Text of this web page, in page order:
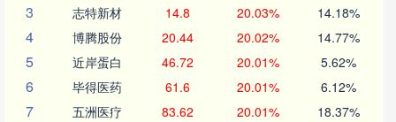
3 志特新材 14.8 20.03% 14.18%
4 博腾股份 20.44 20.02% 14.77%
5 近岸蛋白 46.72 20.01% 5.62%
6 毕得医药 61.6 20.01% 6.12%
7 五洲医疗 83.62 20.01% 18.37%